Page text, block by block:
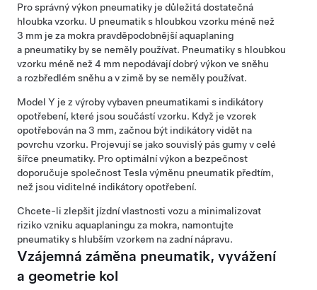
Pro správný výkon pneumatiky je důležitá dostatečná
hloubka vzorku. U pneumatik s hloubkou vzorku méně než
3 mm je za mokra pravděpodobnější aquaplaning
a pneumatiky by se neměly používat. Pneumatiky s hloubkou
vzorku méně než 4 mm nepodávají dobrý výkon ve sněhu
a rozbředlém sněhu a v zimě by se neměly používat.
Model Y je z výroby vybaven pneumatikami s indikátory
opotřebení, které jsou součástí vzorku. Když je vzorek
opotřebován na3 mm, začnou být indikátory vidět na
povrchu vzorku. Projevují se jako souvislý pás gumy v celé
šířce pneumatiky. Pro optimální výkon a bezpečnost
doporučuje společnost Tesla výměnu pneumatik předtím,
než jsou viditelné indikátory opotřebení.
Chcete-li zlepšit jízdní vlastnosti vozu a minimalizovat
riziko vzniku aquaplaningu za mokra, namontujte
pneumatiky s hlubším vzorkem na zadní nápravu.
Vzájemná záměna pneumatik, vyvážení
a geometrie kol